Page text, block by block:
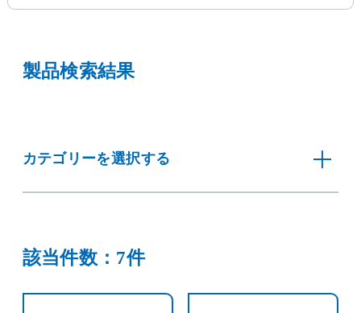
製品検索結果
カテゴリーを選択する
該当件数：7件